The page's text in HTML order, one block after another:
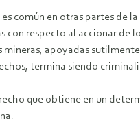
es común en otras partes de
con respecto al accionar
mineras, apoyadas
termina siendo
que obtiene en un